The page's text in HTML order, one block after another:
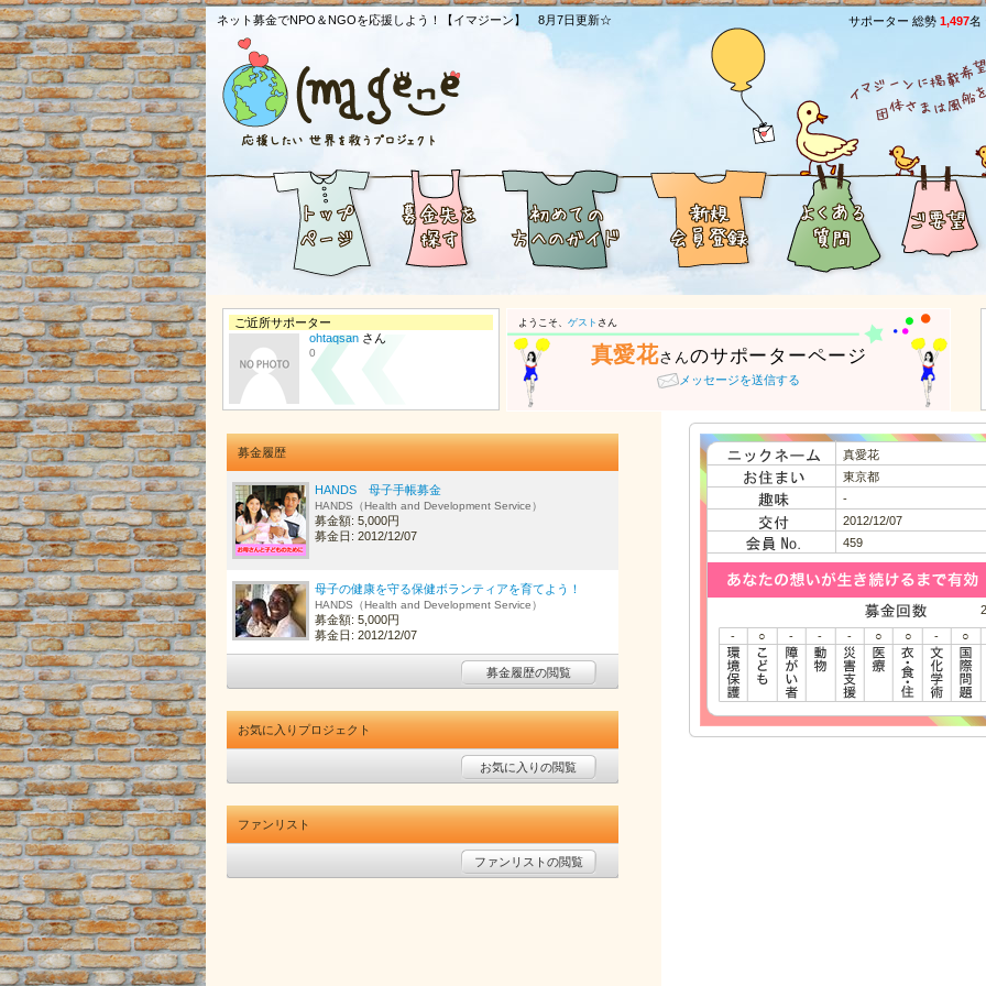
ネット募金でNPO＆NGOを応援しよう！【イマジーン】 8月7日更新☆ サポーター 総勢 1,497名
ご近所サポーター
ohtaqsan さん
0
ようこそ、 ゲスト さん
真愛花さんのサポーターページ
メッセージを送信する
真愛花
東京都
-
2012/12/07
459
2
-
○ - - - ○ ○ - ○
募金履歴
HANDS 母子手帳募金
HANDS（Health and Development Service）
募金額: 5,000円
募金日: 2012/12/07
母子の健康を守る保健ボランティアを育てよう！
HANDS（Health and Development Service）
募金額: 5,000円
募金日: 2012/12/07
募金履歴の閲覧
お気に入りプロジェクト
お気に入りの閲覧
ファンリスト
ファンリストの閲覧